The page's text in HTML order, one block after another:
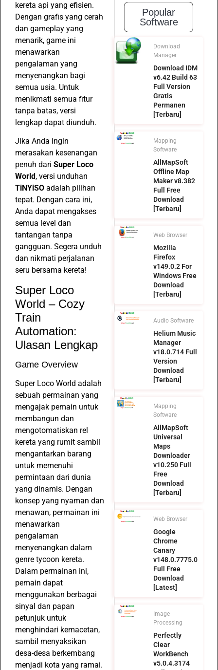
kereta api yang efisien.
Dengan grafis yang cerah
dan gameplay yang
menarik, game ini
menawarkan
pengalaman yang
menyenangkan bagi
semua usia. Untuk
menikmati semua fitur
tanpa batas, versi
lengkap dapat diunduh.
Jika Anda ingin
merasakan kesenangan
penuh dari Super Loco
World , versi unduhan
TiNYiSO adalah pilihan
tepat. Dengan cara ini,
Anda dapat mengakses
semua level dan
tantangan tanpa
gangguan. Segera unduh
dan nikmati perjalanan
seru bersama kereta!
Super Loco
World – Cozy
Train
Automation:
Ulasan Lengkap
Game Overview
Super Loco World adalah
sebuah permainan yang
mengajak pemain untuk
membangun dan
mengotomatiskan rel
kereta yang rumit sambil
mengantarkan barang
untuk memenuhi
permintaan dari dunia
yang dinamis. Dengan
konsep yang nyaman dan
menawan, permainan ini
menawarkan
pengalaman
menyenangkan dalam
genre tycoon kereta.
Dalam permainan ini,
pemain dapat
menggunakan berbagai
sinyal dan papan
petunjuk untuk
menghindari kemacetan,
sambil menyaksikan
desa-desa berkembang
menjadi kota yang ramai.
Popular
Software
Download
Manager
Download IDM
v6.42 Build 63
Full Version
Gratis
Permanen
[Terbaru]
Mapping
Software
AllMapSoft
Offline Map
Maker v8.382
Full Free
Download
[Terbaru]
Web Browser
Mozilla
Firefox
v149.0.2 For
Windows Free
Download
[Terbaru]
Audio Software
Helium Music
Manager
v18.0.714 Full
Version
Download
[Terbaru]
Mapping
Software
AllMapSoft
Universal
Maps
Downloader
v10.250 Full
Free
Download
[Terbaru]
Web Browser
Google
Chrome
Canary
v148.0.7775.0
Full Free
Download
[Latest]
Image
Processing
Perfectly
Clear
WorkBench
v5.0.4.3174